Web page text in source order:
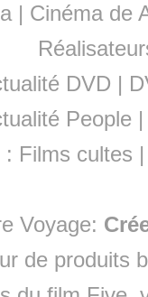
| Cinéma de
DVD |
People
: Films cultes
Voyage:
de produits